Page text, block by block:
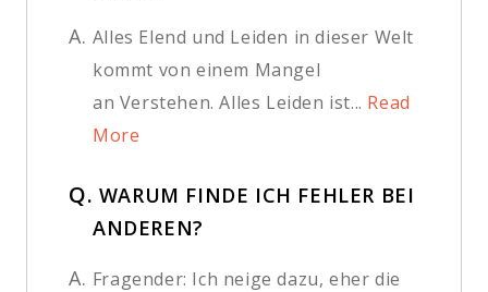
A. Alles Elend und Leiden in dieser Welt
kommt von einem Mangel
an Verstehen. Alles Leiden ist... Read
More
Q. WARUM FINDE ICH FEHLER BEI
ANDEREN?
A. Fragender: Ich neige dazu, eher die